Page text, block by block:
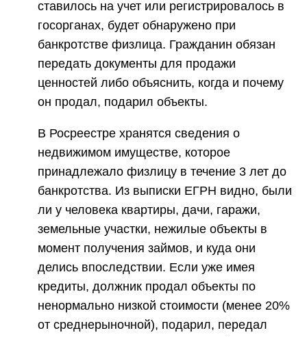
ставилось на учет или регистрировалось в
госорганах, будет обнаружено при
банкротстве физлица. Гражданин обязан
передать документы для продажи
ценностей либо объяснить, когда и почему
он продал, подарил объекты.
В Росреестре хранятся сведения о
недвижимом имуществе, которое
принадлежало физлицу в течение 3 лет до
банкротства. Из выписки ЕГРН видно, были
ли у человека квартиры, дачи, гаражи,
земельные участки, нежилые объекты в
момент получения займов, и куда они
делись впоследствии. Если уже имея
кредиты, должник продал объекты по
ненормально низкой стоимости (менее 20%
от среднерыночной), подарил, передал